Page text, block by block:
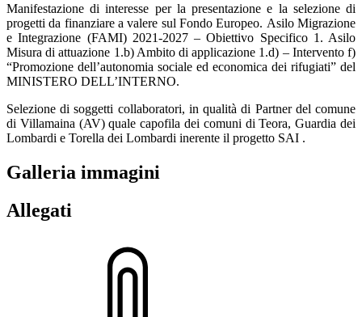
Manifestazione di interesse per la presentazione e la selezione di
progetti da finanziare a valere sul Fondo Europeo. Asilo Migrazione
e Integrazione (FAMI) 2021-2027 – Obiettivo Specifico 1. Asilo
Misura di attuazione 1.b) Ambito di applicazione 1.d) – Intervento f)
“Promozione dell’autonomia sociale ed economica dei rifugiati” del
MINISTERO DELL’INTERNO.
Selezione di soggetti collaboratori, in qualità di Partner del comune
di Villamaina (AV) quale capofila dei comuni di Teora, Guardia dei
Lombardi e Torella dei Lombardi inerente il progetto SAI .
Galleria immagini
Allegati